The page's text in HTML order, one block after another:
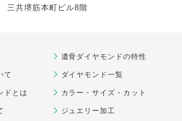
三共堺筋本町ビル8階
て
ドとは
遺骨ダイヤモンドの特性
ダイヤモンド一覧
カラー・サイズ・カット
ジュエリー加工